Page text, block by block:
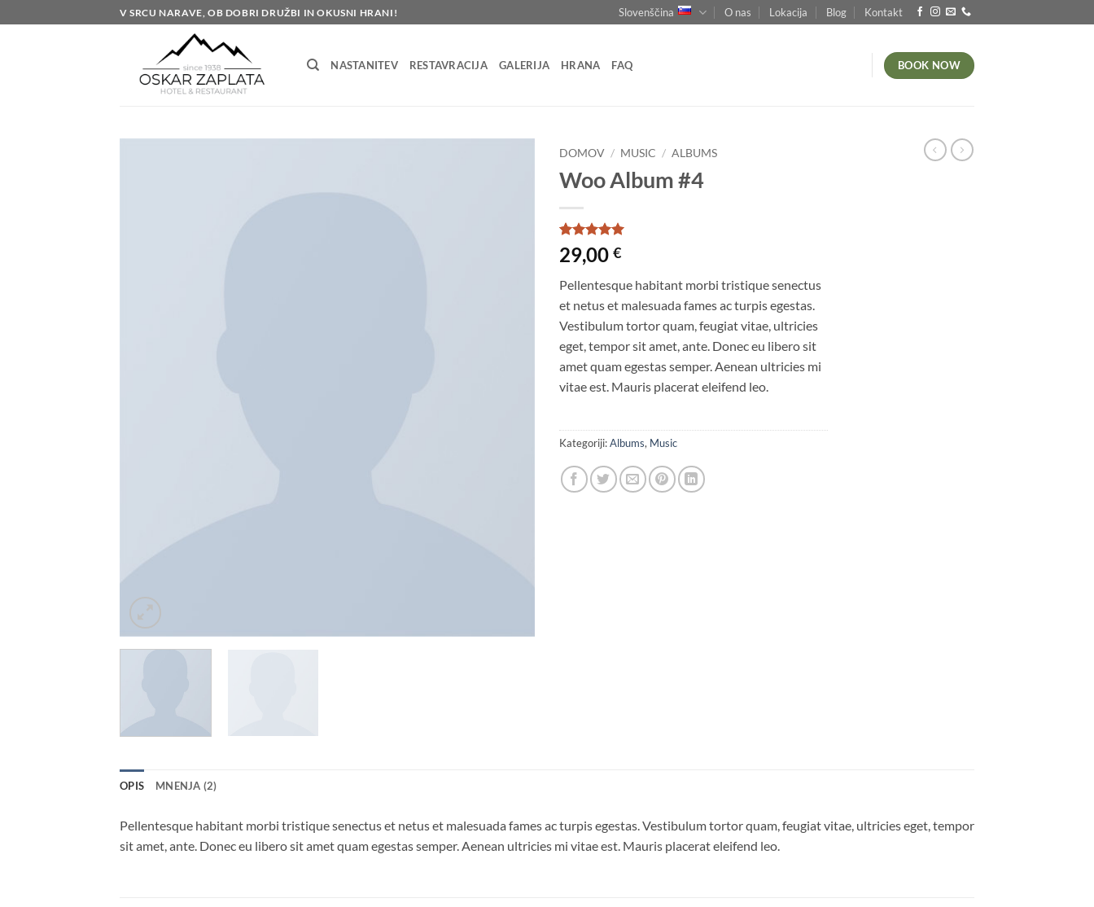
na
V SRCU NARAVE, OB DOBRI DRUŽBI IN OKUSNI HRANI! Slovenščina O nas Lokacija Blog Kontakt
NASTANITEV RESTAVRACIJA GALERIJA HRANA FAQ BOOK NOW
DOMOV / MUSIC / ALBUMS
Woo Album #4
Ocenjeno z
5od 5 na
ocene
2
strank
29,00 €
Pellentesque habitant morbi tristique senectus
et netus et malesuada fames ac turpis egestas.
Vestibulum tortor quam, feugiat vitae, ultricies
eget, tempor sit amet, ante. Donec eu libero sit
amet quam egestas semper. Aenean ultricies mi
vitae est. Mauris placerat eleifend leo.
Kategoriji:Albums, Music
OPIS MNENJA (2)
Pellentesque habitant morbi tristique senectus et netus et malesuada fames ac turpis egestas. Vestibulum tortor quam, feugiat vitae, ultricies eget, tempor
sit amet, ante. Donec eu libero sit amet quam egestas semper. Aenean ultricies mi vitae est. Mauris placerat eleifend leo.